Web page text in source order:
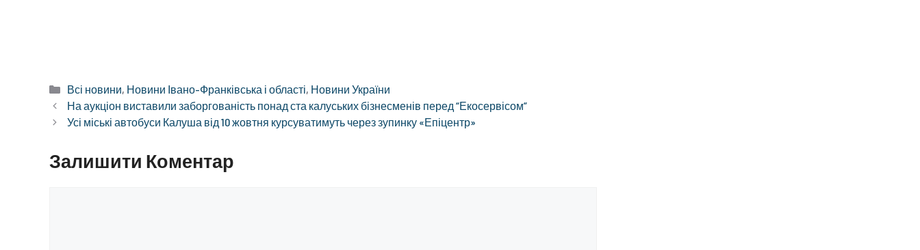
Категорії
Всі новини, Новини Івано-Франківська і області, Новини України
На аукціон виставили заборгованість понад ста калуських бізнесменів перед “Екосервісом”
Усі міські автобуси Калуша від 10 жовтня курсуватимуть через зупинку «Епіцентр»
Залишити Коментар